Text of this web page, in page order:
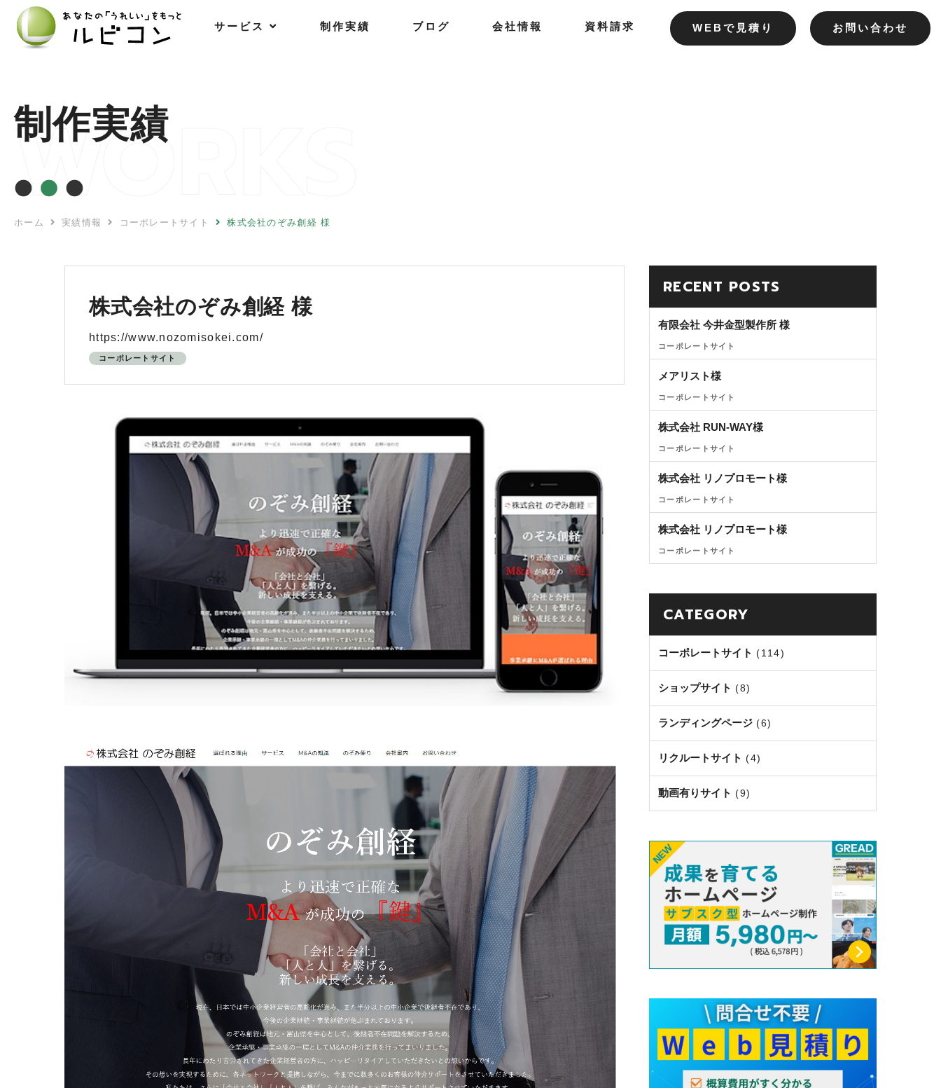
サ ー ビ ス 制 作実績 ブ ロ グ 会社情報 資料請求 WEBで見積り お問い合わせ
制作実績
WORKS
ホーム 実績情報 コーポレートサイト 株式会社のぞみ創経 様
株式会社のぞみ創経 様
https://www.nozomisokei.com/
コーポレートサイト
RECENT POSTS
有限会社 今井金型製作所 様
コーポレートサイト
メアリスト様
コーポレートサイト
株式会社 RUN-WAY様
コーポレートサイト
株式会社 リノプロモート様
コーポレートサイト
株式会社 リノプロモート様
コーポレートサイト
CATEGORY
コーポレートサイト (114)
ショップサイト (8)
ランディングページ (6)
リクルートサイト (4)
動画有りサイト (9)